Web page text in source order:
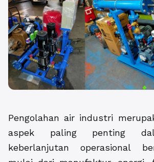
Pengolahan air industri
aspek paling penting
keberlanjutan operasional